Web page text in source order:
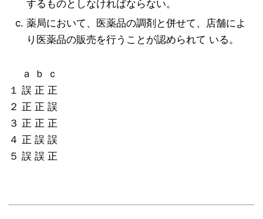
するものとしなければならない。
薬局において、医薬品の調剤と併せて、店舗によ
り医薬品の販売を行うことが認められて いる。
ａ ｂ ｃ
１ 誤 正 正
２ 正 正 誤
３ 正 正 正
４ 正 誤 誤
５ 誤 誤 正